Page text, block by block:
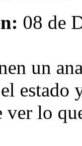
08 de
un
estado
ver lo